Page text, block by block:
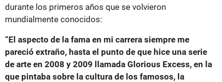
durante los primeros años que se volvieron
mundialmente conocidos:
“El aspecto de la fama en mi carrera siempre me
pareció extraño, hasta el punto de que hice una serie
de arte en 2008 y 2009 llamada Glorious Excess, en la
que pintaba sobre la cultura de los famosos, la